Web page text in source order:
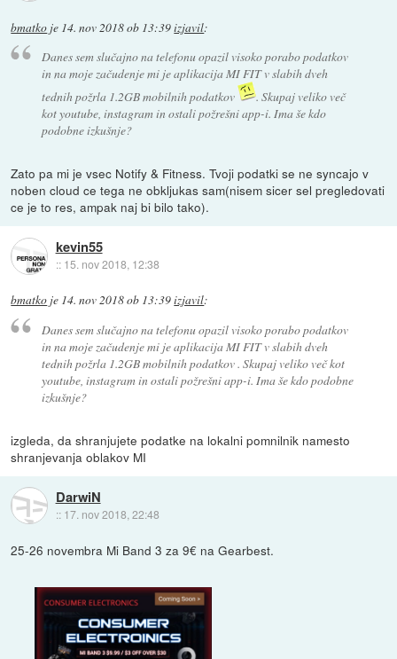
bmatko je 14. nov 2018 ob 13:39izjavil:
Danes sem slučajno na telefonu opazil visoko porabo podatkov
in na moje začudenje mi je aplikacija MI FIT v slabih dveh
tednih požrla 1.2GB mobilnih podatkov
. Skupaj veliko več
kot youtube, instagram in ostali požrešni app-i. Ima še kdo
podobne izkušnje?
Zato pa mi je vsec Notify & Fitness. Tvoji podatki se ne syncajo v
noben cloud ce tega ne obkljukas sam(nisem sicer sel pregledovati
ce je to res, ampak naj bi bilo tako).
kevin55
:: 15. nov 2018, 12:38
bmatko je 14. nov 2018 ob 13:39izjavil:
Danes sem slučajno na telefonu opazil visoko porabo podatkov
in na moje začudenje mi je aplikacija MI FIT v slabih dveh
tednih požrla 1.2GB mobilnih podatkov . Skupaj veliko več kot
youtube, instagram in ostali požrešni app-i. Ima še kdo podobne
izkušnje?
izgleda, da shranjujete podatke na lokalni pomnilnik namesto
shranjevanja oblakov MI
DarwiN
:: 17. nov 2018, 22:48
25-26 novembra Mi Band 3 za 9€ na Gearbest.